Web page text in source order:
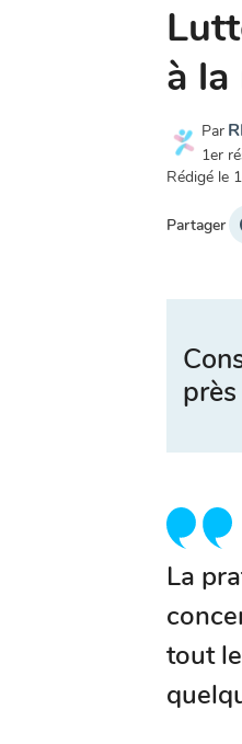
à la
Par
1er
Rédigé le
Partager
La
tout